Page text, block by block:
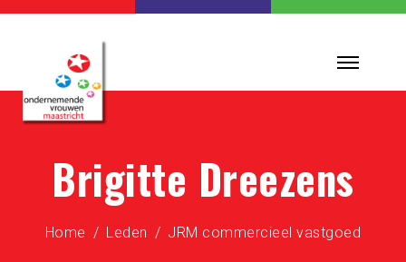
Brigitte Dreezens
Home Leden JRM commercieel vastgoed